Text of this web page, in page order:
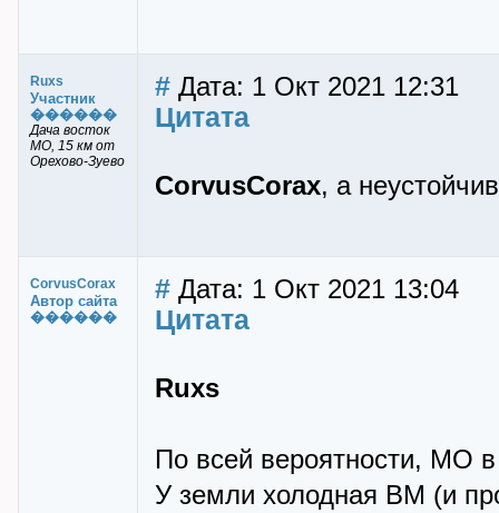
Ruxs
Участник
������
Дача восток
МО, 15 км от
Орехово-Зуево
# Дата: 1 Окт 2021 12:31
Цитата
CorvusCorax, а
CorvusCorax
Автор сайта
������
# Дата: 1 Окт 2021 13:04
Цитата
Ruxs
По всей вероятности, МО
У земли холодная ВМ (и